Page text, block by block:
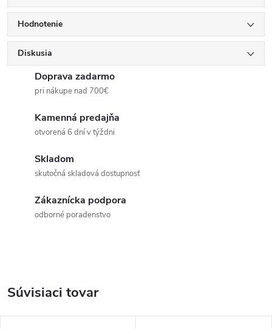
Hodnotenie
Diskusia
Doprava zadarmo
pri nákupe nad 700€
Kamenná predajňa
otvorená 6 dní v týždni
Skladom
skutočná skladová dostupnosť
Zákaznícka podpora
odborné poradenstvo
Súvisiaci tovar